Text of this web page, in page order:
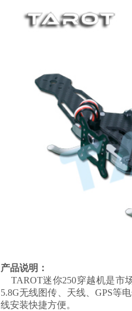
产品说明：
TAROT迷你250穿越机是市
5.8G无线图传、天线、GPS等
线安装快捷方便。